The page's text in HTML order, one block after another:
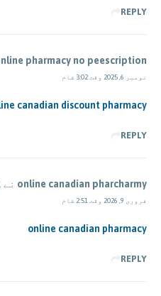
REPLY
pharmacy no peescription
نومبر 6, 2025 وقت 3:02 شام
canadian discount pharmacy
REPLY
online canadian pharcharmy نے
فروری 9, 2026 وقت 2:51 شام
online canadian pharmacy
REPLY